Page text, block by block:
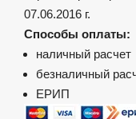
07.06.2016 г.
Способы оплаты:
наличный расчет
безналичный
ЕРИП